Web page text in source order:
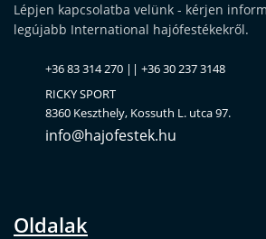
Lépjen kapcsolatba velünk - kérjen
legújabb International hajófestékekről.
+36 83 314 270 || +36 30 237 3148
RICKY SPORT
8360 Keszthely, Kossuth L. utca 97.
info@hajofestek.hu
Oldalak